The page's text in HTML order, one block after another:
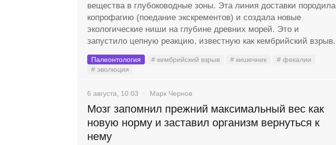
вещества в глубоководные зоны. Эта линия доставки породила
копрофагию (поедание экскрементов) и создала новые
экологические ниши на глубине древних морей. Это и
запустило цепную реакцию, известную как кембрийский взрыв.
Палеонтология # кембрийский взрыв # кишечник
# фекалии
# эволюция
6 августа, 10:03 Марк Чернов
Мозг запомнил прежний максимальный вес как
новую норму и заставил организм вернуться к
нему